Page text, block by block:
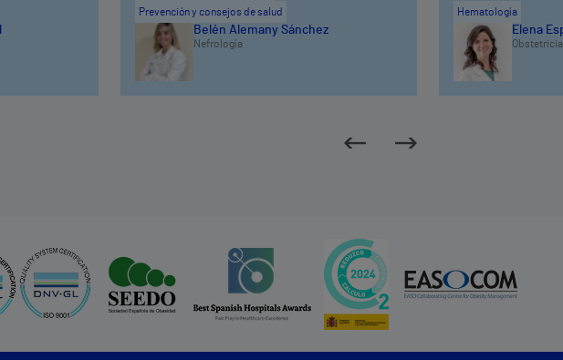
Prevención y consejos de salud
Belén Alemany Sánchez
Nefrología
Hematología
Elena